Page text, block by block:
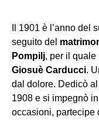
Il 1901 è l’anno del
seguito del
Pompilj, per il quale
Giosuè Carducci.
dal dolore. Dedicò
1908 e si impegnò
occasioni, partecipe